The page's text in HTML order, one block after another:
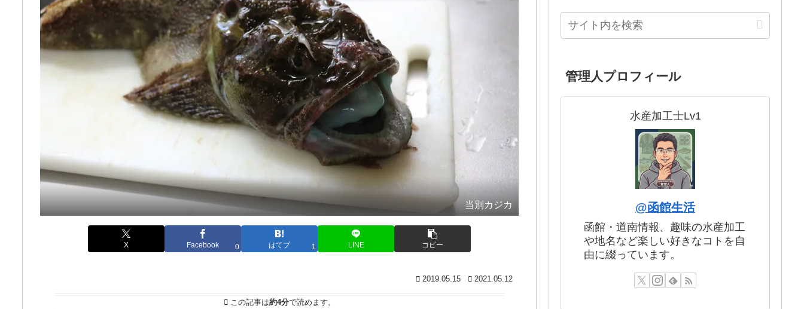
当別カジカ
X Facebook 0 はてブ 1 LINE コピー
2019.05.15 2021.05.12
この記事は約4分で読めます。
管理人プロフィール
水産加工士Lv1
@函館生活
函館・道南情報、趣味の水産加工
や地名など楽しい好きなコトを自
由に綴っています。